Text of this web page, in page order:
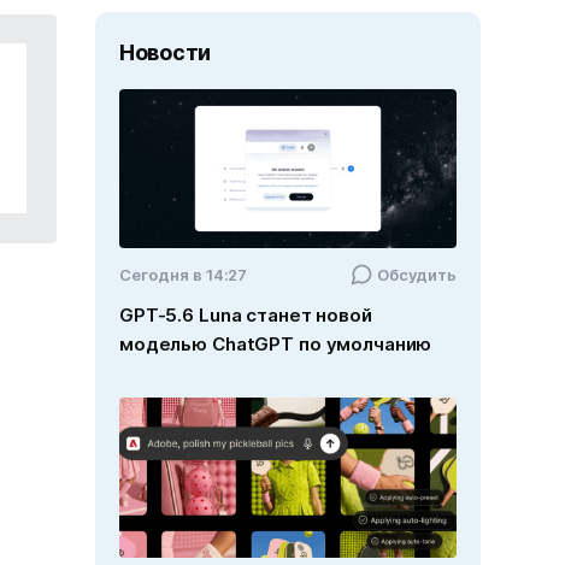
Новости
Cегодня в 14:27 Обсудить
GPT-5.6 Luna станет новой
моделью ChatGPT по умолчанию